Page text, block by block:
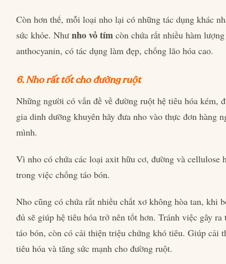
Còn hơn thế, mỗi loại nho lại có những tác dụng khác
sức khỏe. Như nho vỏ tím còn chứa rất nhiều hàm lượng
anthocyanin, có tác dụng làm đẹp, chống lão hóa cao.
6. Nho rất tốt cho đường ruột
Những người có vấn đề về đường ruột hệ tiêu hóa kém,
gia dinh dưỡng khuyên hãy đưa nho vào thực đơn hàng
mình.
Vì nho có chứa các loại axit hữu cơ, đường và cellulose
trong việc chống táo bón.
Nho cũng có chứa rất nhiều chất xơ không hòa tan, khi
đủ sẽ giúp hệ tiêu hóa trở nên tốt hơn. Tránh việc gây ra
táo bón, còn có cải thiện triệu chứng khó tiêu. Giúp cải
tiêu hóa và tăng sức mạnh cho đường ruột.